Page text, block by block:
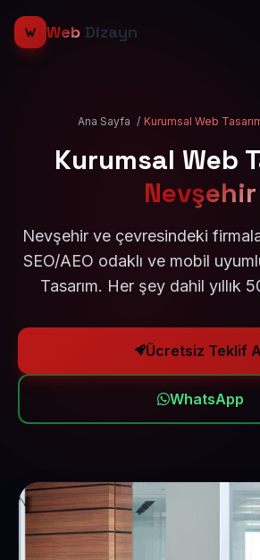
Web Dizayn
Ana Sayfa / Kurumsal Web
Kurumsal Web
Nevşehir
Nevşehir ve çevresindeki
SEO/AEO odaklı ve mobil
Tasarım. Her şey dahil yıllık
Ücretsiz Teklif
WhatsApp